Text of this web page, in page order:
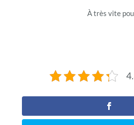
À très vite